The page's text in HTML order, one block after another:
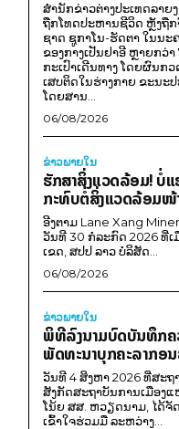
ສຳນັກຂ່າວຕ່າງປະເທດລາຍ
ຖືກໂທດປະຫານຊີວິດ ຫຼັງຖື
ຊາດ ຊູກາໂນ-ຮັດຕາ ໃນນະ
ຂອງກາງເປັນຢາອີ ຫຼາຍກວ່
ກະເປົາເດີນທາງ ໂດຍຜົນກ
ເສບຕິດໃນຮ່າງກາຍ ຂະນະ
ໂດຍສານ...
06/08/2026
ຂ່າວພາຍ​ໃນ
ຮັກສາສິ່ງແວດລ້ອມ! ບໍ່
ກະທົບຕໍ່ສິ່ງແວດລ້ອມໜ້
ອີງຕາມ Lane Xang
ວັນທີ 30 ກໍລະກົດ 2026 ທີ່
ເຂດ, ສປປ ລາວ ບໍລິສັດ...
06/08/2026
ຂ່າວພາຍ​ໃນ
ພິທີລົງນາມບົດບັນທຶກຄວ
ພັດທະນາບຸກຄະລາກອ
ວັນທີ 4 ສິງຫາ 2026 ທີ່ສະ
ສັງກັດສະຖາບັນການເມືອງ
ໂນ້ຍ ສສ. ຫວຽດນາມ, ໄດ້
ເຂົ້າໃຈຮ່ວມມື ລະຫວ່າງ...